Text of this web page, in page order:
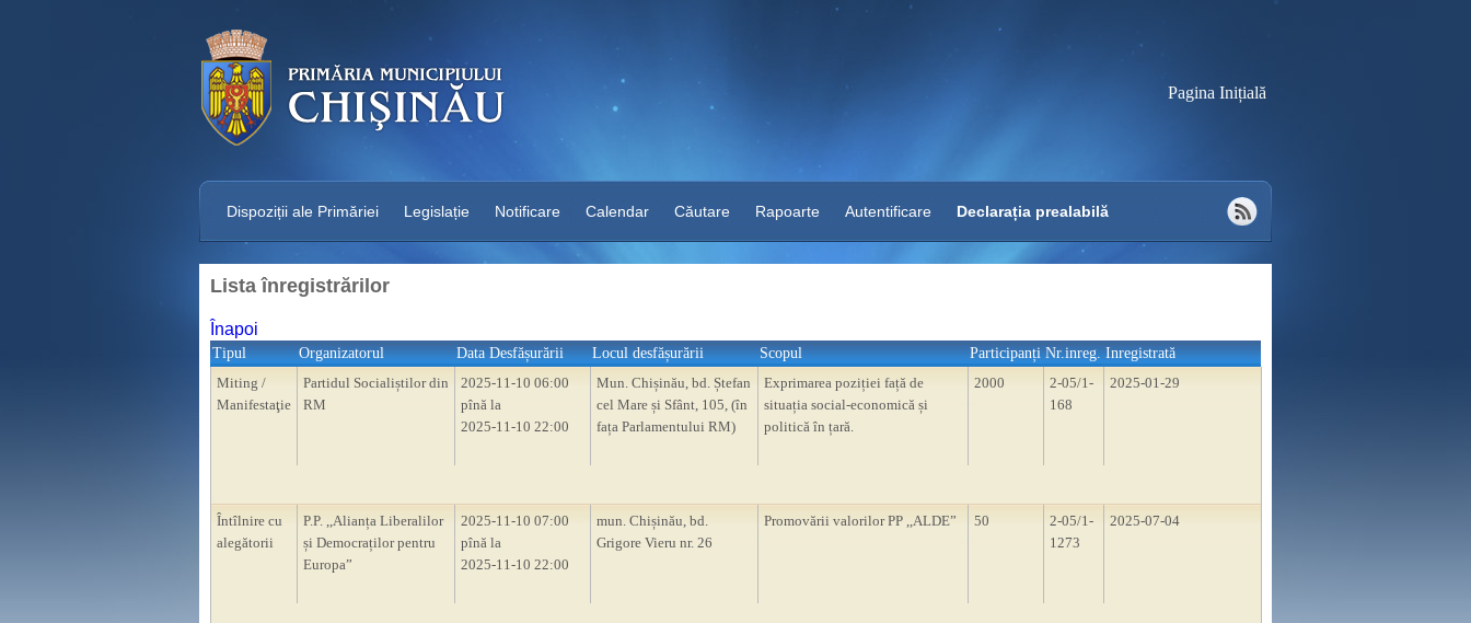
Pagina Inițială
Dispoziții ale Primăriei Legislație Notificare Calendar Căutare Rapoarte Autentificare Declarația prealabilă
Lista înregistrărilor
Înapoi
Tipul Organizatorul Data Desfășurării Locul desfășurării Scopul Participanți Nr.inreg. Inregistrată
Miting /
Manifestaţie
Partidul Socialiștilor din
RM
2025-11-10 06:00
pînă la
2025-11-10 22:00
Mun. Chișinău, bd. Ștefan
cel Mare și Sfânt, 105, (în
fața Parlamentului RM)
Exprimarea poziției față de
situația social-economică și
politică în țară.
2000
2-05/1-
168
2025-01-29
Întîlnire cu
alegătorii
P.P. ,,Alianța Liberalilor
și Democraților pentru
Europa”
2025-11-10 07:00
pînă la
2025-11-10 22:00
mun. Chișinău, bd.
Grigore Vieru nr. 26
Promovării valorilor PP ,,ALDE” 50
2-05/1-
1273
2025-07-04